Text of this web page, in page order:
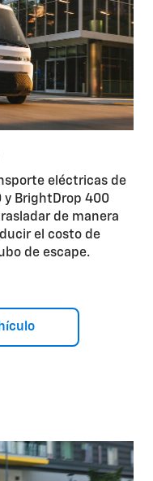
eléctricas de
y BrightDrop 400
de manera
el costo de
de escape.